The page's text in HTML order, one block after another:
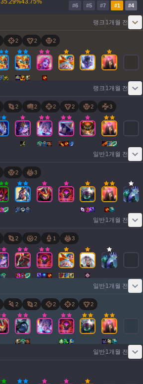
35.29%43.75%
#6 #5 #7 #1 #4
랭크 1개월 전
2 2 2
랭크 1개월 전
2 2 2 2 2 3
일반1개월 전
2 3
일반1개월 전
2 2 1 3
일반1개월 전
2 2 2 2 2
일반1개월 전